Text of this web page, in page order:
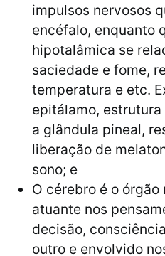
impulsos nervosos
encéfalo, enquanto
hipotalâmica se
saciedade e fome,
temperatura e etc.
epitálamo,
a glândula pineal,
liberação de
sono; e
O cérebro é o órgão
atuante nos
decisão,
outro e envolvido